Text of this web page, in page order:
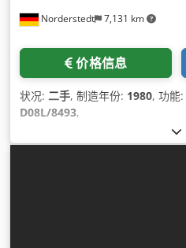
Norderstedt 7,131 km
价格信息
状况: 二手, 制造年份: 1980, 功能:
D08L/8493,